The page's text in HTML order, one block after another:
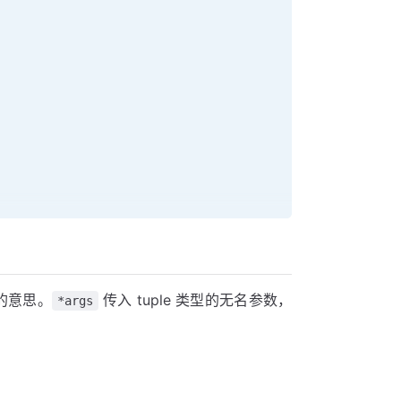
思。 *args
传入 tuple 类型的无名参数，